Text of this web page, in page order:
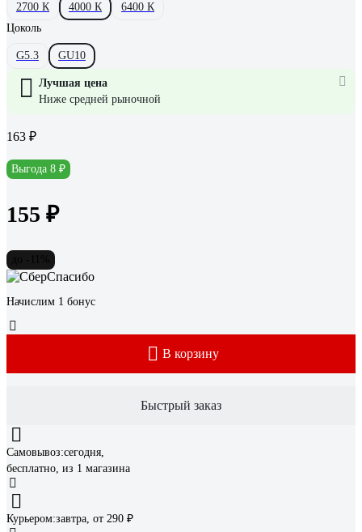
2700 К 4000 К
6400 К
Цоколь
G5.3 GU10
Лучшая цена
Ниже средней рыночной
163 ₽
Выгода 8 ₽
155 ₽
Начислим 1 бонус
В корзину
Быстрый заказ
Самовывоз:сегодня,
бесплатно, из 1 магазина
Курьером:завтра, от 290 ₽